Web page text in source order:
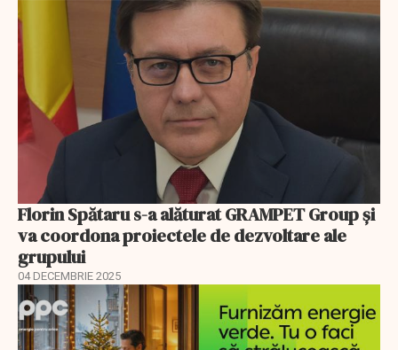
Florin Spătaru s-a alăturat GRAMPET Group și
va coordona proiectele de dezvoltare ale
grupului
04 DECEMBRIE 2025